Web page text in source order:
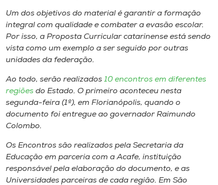
Um dos objetivos do material é garantir a formação
integral com qualidade e combater a evasão escolar.
Por isso, a Proposta Curricular catarinense está sendo
vista como um exemplo a ser seguido por outras
unidades da federação.
Ao todo, serão realizados 10 encontros em diferentes
regiões do Estado. O primeiro aconteceu nesta
segunda-feira (1º), em Florianópolis, quando o
documento foi entregue ao governador Raimundo
Colombo.
Os Encontros são realizados pela Secretaria da
Educação em parceria com a Acafe, instituição
responsável pela elaboração do documento, e as
Universidades parceiras de cada região. Em São